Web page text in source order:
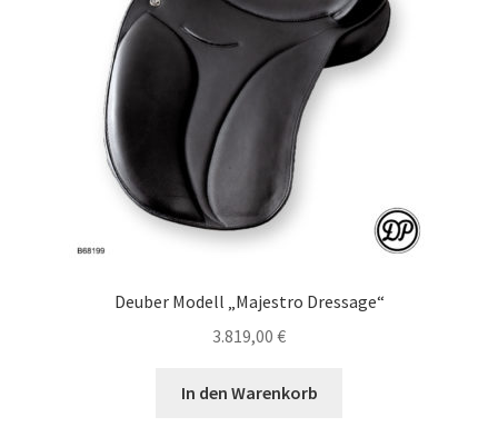
Deuber Modell „Majestro Dressage“
3.819,00 €
In den Warenkorb